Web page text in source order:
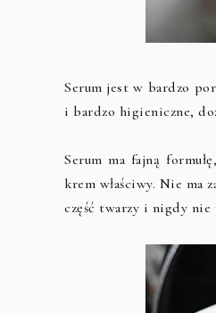
Serum jest w bardzo
i bardzo higieniczne,
Serum ma fajną
krem właściwy. Nie ma
część twarzy i nigdy